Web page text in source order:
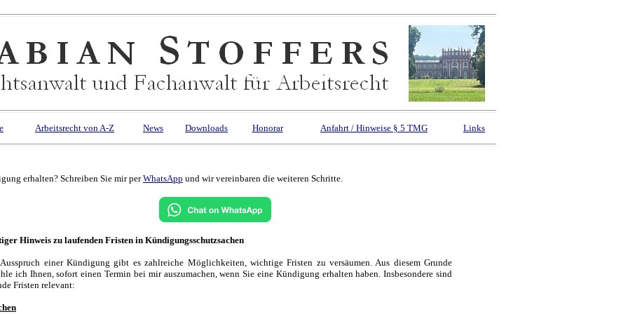
Arbeitsrecht von A-Z News Downloads Honorar Anfahrt / Hinweise § 5 TMG Links
erhalten? Schreiben Sie mir perWhatsApp und wir vereinbaren die weiteren Schritte.
Hinweis zu laufenden Fristen in Kündigungsschutzsachen
einer Kündigung gibt es zahlreiche Möglichkeiten, wichtige Fristen zu versäumen. Aus diesem Grunde
ich Ihnen, sofort einen Termin bei mir auszumachen, wenn Sie eine Kündigung erhalten haben. Insbesondere sind
Fristen relevant: